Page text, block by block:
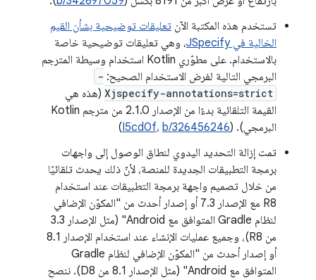
تستخدم هذه المكتبة الآن تعليقات توضيحية بشأن القيم
الخالية في JSpecify
، وهي تعليقات توضيحية خاصة
بالاستخدام. على مطوّري Kotlin استخدام وسيطة المترجم
البرمجي التالية لفرض الاستخدام الصحيح: -
Xjspecify-annotations=strict (هذه هي
القيمة التلقائية بدءًا من الإصدار 2.1.0 من مترجم Kotlin
البرمجي). (
I5cd0f، b/326456246
)
تمت إزالة التحديد اليدوي لنطاق الوصول إلى واجهات
برمجة التطبيقات الجديدة للمنصة، لأنّ ذلك يحدث تلقائيًا
من خلال تصميم واجهة برمجة التطبيقات عند استخدام
R8 مع الإصدار 7.3 أو إصدار أحدث من "المكوّن الإضافي
لنظام Gradle المتوافق مع Android" (مثل الإصدار 3.3
من R8)، وجميع عمليات الإنشاء عند استخدام الإصدار 8.1
أو إصدار أحدث من "المكوّن الإضافي لنظام Gradle
المتوافق مع Android" (مثل الإصدار 8.1 من D8). ننصح